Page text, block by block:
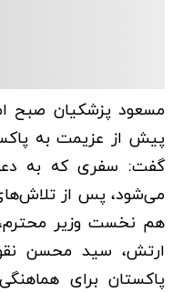
پیش از عزیمت به
گفت: سفری که به
می‌شود، پس از
هم نخست وزیر محترم،
ارتش، سید محسن
پاکستان برای